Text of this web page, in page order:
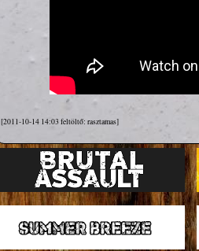
[2011-10-14 14:03 feltöltő: rasztamas]